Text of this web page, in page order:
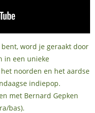
word je geraakt door
in een unieke
noorden en het aardse
indiepop.
met Bernard Gepken
bas).